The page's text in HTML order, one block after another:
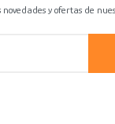
novedades y ofertas de